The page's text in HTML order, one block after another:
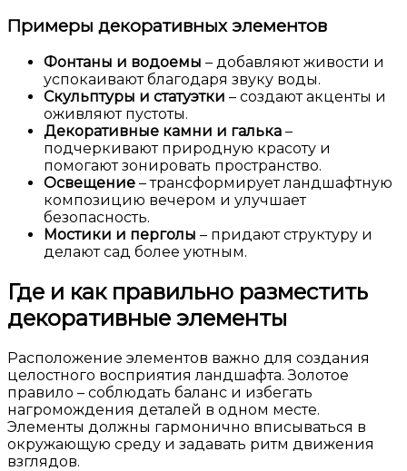
Примеры декоративных элементов
Фонтаны и водоемы – добавляют живости и
успокаивают благодаря звуку воды.
Скульптуры и статуэтки – создают акценты и
оживляют пустоты.
Декоративные камни и галька –
подчеркивают природную красоту и
помогают зонировать пространство.
Освещение – трансформирует ландшафтную
композицию вечером и улучшает
безопасность.
Мостики и перголы – придают структуру и
делают сад более уютным.
Где и как правильно разместить
декоративные элементы
Расположение элементов важно для создания
целостного восприятия ландшафта. Золотое
правило – соблюдать баланс и избегать
нагромождения деталей в одном месте.
Элементы должны гармонично вписываться в
окружающую среду и задавать ритм движения
взглядов.